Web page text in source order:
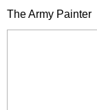
The Army Painter